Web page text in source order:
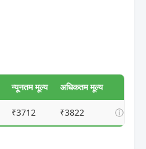
न्यूनतम मूल्य अधिकतम मूल्य
₹3712 ₹3822 ⓘ